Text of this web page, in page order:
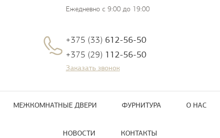
Ежедневно с 9:00 до 19:00
+375 (33) 612-56-50
+375 (29) 112-56-50
Заказать звонок
МЕЖКОМНАТНЫЕ ДВЕРИ ФУРНИТУРА О НАС
НОВОСТИ КОНТАКТЫ